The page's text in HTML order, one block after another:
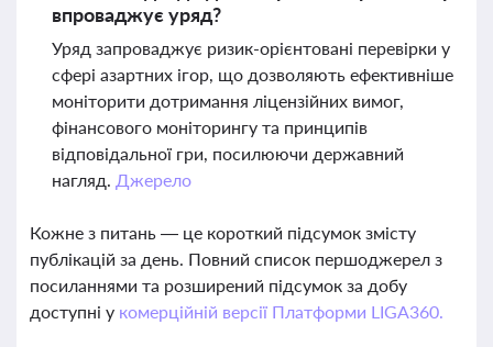
впроваджує уряд?
Уряд запроваджує ризик-орієнтовані перевірки у
сфері азартних ігор, що дозволяють ефективніше
моніторити дотримання ліцензійних вимог,
фінансового моніторингу та принципів
відповідальної гри, посилюючи державний
нагляд. Джерело
Кожне з питань — це короткий підсумок змісту
публікацій за день. Повний список першоджерел з
посиланнями та розширений підсумок за добу
доступні у комерційній версії Платформи LIGA360.